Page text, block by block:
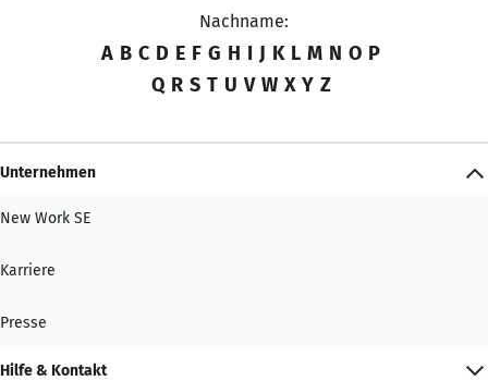
Nachname:
A B C D E F G H I J K L M N O P
Q R S T U V W X Y Z
Unternehmen
New Work SE
Karriere
Presse
Hilfe & Kontakt